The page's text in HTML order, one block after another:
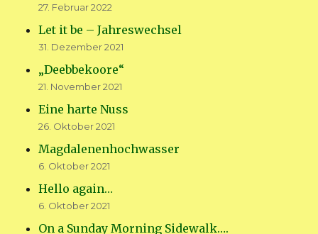
27. Februar 2022
Let it be – Jahreswechsel
31. Dezember 2021
„Deebbekoore“
21. November 2021
Eine harte Nuss
26. Oktober 2021
Magdalenenhochwasser
6. Oktober 2021
Hello again…
6. Oktober 2021
On a Sunday Morning Sidewalk….